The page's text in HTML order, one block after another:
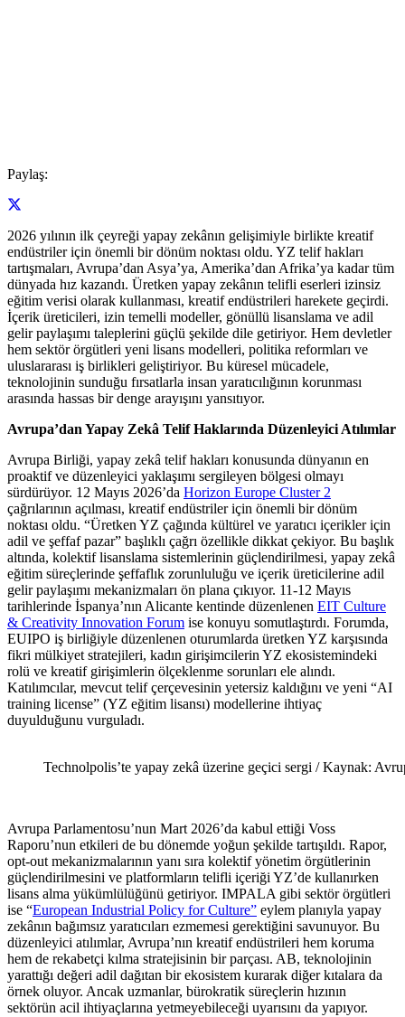
Paylaş:
2026 yılının ilk çeyreği yapay zekânın gelişimiyle birlikte kreatif
endüstriler için önemli bir dönüm noktası oldu. YZ telif hakları
tartışmaları, Avrupa’dan Asya’ya, Amerika’dan Afrika’ya kadar tüm
dünyada hız kazandı. Üretken yapay zekânın telifli eserleri izinsiz
eğitim verisi olarak kullanması, kreatif endüstrileri harekete geçirdi.
İçerik üreticileri, izin temelli modeller, gönüllü lisanslama ve adil
gelir paylaşımı taleplerini güçlü şekilde dile getiriyor. Hem devletler
hem sektör örgütleri yeni lisans modelleri, politika reformları ve
uluslararası iş birlikleri geliştiriyor. Bu küresel mücadele,
teknolojinin sunduğu fırsatlarla insan yaratıcılığının korunması
arasında hassas bir denge arayışını yansıtıyor.
Avrupa’dan Yapay Zekâ Telif Haklarında Düzenleyici Atılımlar
Avrupa Birliği, yapay zekâ telif hakları konusunda dünyanın en
proaktif ve düzenleyici yaklaşımı sergileyen bölgesi olmayı
sürdürüyor. 12 Mayıs 2026’da Horizon Europe Cluster 2
çağrılarının açılması, kreatif endüstriler için önemli bir dönüm
noktası oldu. “Üretken YZ çağında kültürel ve yaratıcı içerikler için
adil ve şeffaf pazar” başlıklı çağrı özellikle dikkat çekiyor. Bu başlık
altında, kolektif lisanslama sistemlerinin güçlendirilmesi, yapay zekâ
eğitim süreçlerinde şeffaflık zorunluluğu ve içerik üreticilerine adil
gelir paylaşımı mekanizmaları ön plana çıkıyor. 11-12 Mayıs
tarihlerinde İspanya’nın Alicante kentinde düzenlenen EIT Culture
& Creativity Innovation Forum ise konuyu somutlaştırdı. Forumda,
EUIPO iş birliğiyle düzenlenen oturumlarda üretken YZ karşısında
fikri mülkiyet stratejileri, kadın girişimcilerin YZ ekosistemindeki
rolü ve kreatif girişimlerin ölçeklenme sorunları ele alındı.
Katılımcılar, mevcut telif çerçevesinin yetersiz kaldığını ve yeni “AI
training license” (YZ eğitim lisansı) modellerine ihtiyaç
duyulduğunu vurguladı.
Technolpolis’te yapay zekâ üzerine geçici sergi / Kaynak:
Avrupa Parlamentosu’nun Mart 2026’da kabul ettiği Voss
Raporu’nun etkileri de bu dönemde yoğun şekilde tartışıldı. Rapor,
opt-out mekanizmalarının yanı sıra kolektif yönetim örgütlerinin
güçlendirilmesini ve platformların telifli içeriği YZ’de kullanırken
lisans alma yükümlülüğünü getiriyor. IMPALA gibi sektör örgütleri
ise “European Industrial Policy for Culture” eylem planıyla yapay
zekânın bağımsız yaratıcıları ezmemesi gerektiğini savunuyor. Bu
düzenleyici atılımlar, Avrupa’nın kreatif endüstrileri hem koruma
hem de rekabetçi kılma stratejisinin bir parçası. AB, teknolojinin
yarattığı değeri adil dağıtan bir ekosistem kurarak diğer kıtalara da
örnek oluyor. Ancak uzmanlar, bürokratik süreçlerin hızının
sektörün acil ihtiyaçlarına yetmeyebileceği uyarısını da yapıyor.